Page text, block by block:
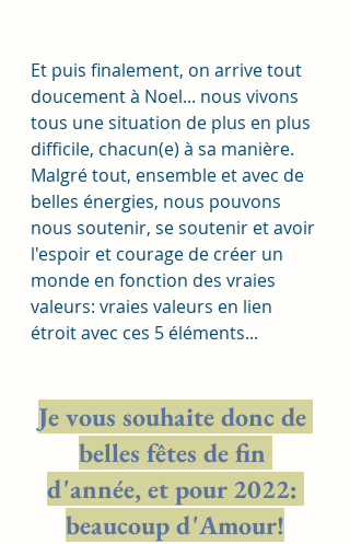
Et puis finalement, on arrive tout
doucement à Noel... nous vivons
tous une situation de plus en plus
difficile, chacun(e) à sa manière.
Malgré tout, ensemble et avec de
belles énergies, nous pouvons
nous soutenir, se soutenir et avoir
l'espoir et courage de créer un
monde en fonction des vraies
valeurs: vraies valeurs en lien
étroit avec ces 5 éléments...
Je vous souhaite donc de
belles fêtes de fin
d'année, et pour 2022:
beaucoup d'Amour!